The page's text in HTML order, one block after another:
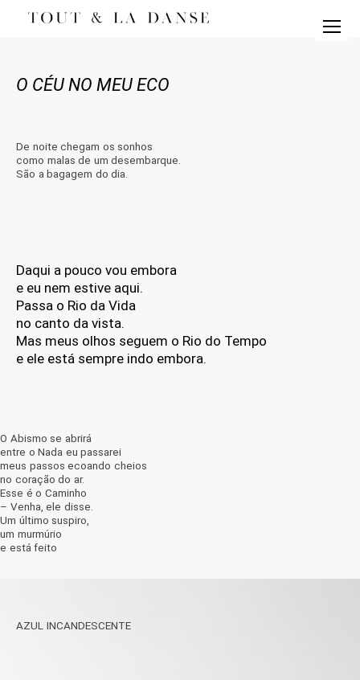
O CÉU NO MEU ECO
De noite chegam os sonhos
como malas de um desembarque.
São a bagagem do dia.
Daqui a pouco vou embora
e eu nem estive aqui.
Passa o Rio da Vida
no canto da vista.
Mas meus olhos seguem o Rio do Tempo
e ele está sempre indo embora.
O Abismo se abrirá
entre o Nada eu passarei
meus passos ecoando cheios
no coração do ar.
Esse é o Caminho
– Venha, ele disse.
Um último suspiro,
um murmúrio
e está feito
AZUL INCANDESCENTE